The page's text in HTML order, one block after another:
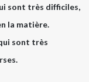
sont très difficiles,
la matière.
sont très